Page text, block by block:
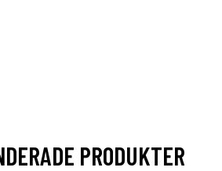
PRODUKTER